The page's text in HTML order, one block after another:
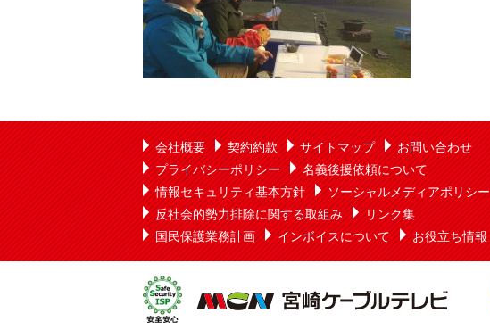
会社概要 契約約款 サイトマップ
お問い合わせ
プライバシーポリシー
名義後援依頼について
情報セキュリティ基本方針
ソーシャルメディアポリシー
反社会的勢力排除に関する取組み
リンク集
国民保護業務計画
インボイスについて お役立ち情報